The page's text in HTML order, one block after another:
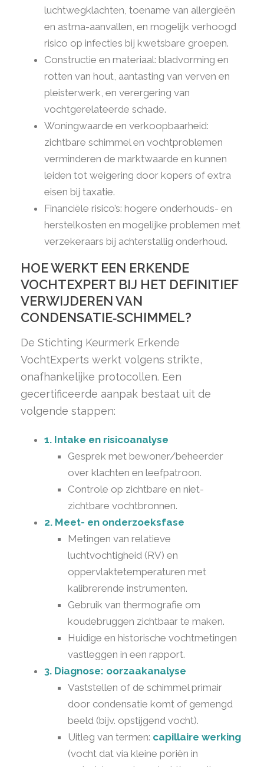
luchtwegklachten, toename van allergieën
en astma-aanvallen, en mogelijk verhoogd
risico op infecties bij kwetsbare groepen.
Constructie en materiaal: bladvorming en
rotten van hout, aantasting van verven en
pleisterwerk, en verergering van
vochtgerelateerde schade.
Woningwaarde en verkoopbaarheid:
zichtbare schimmel en vochtproblemen
verminderen de marktwaarde en kunnen
leiden tot weigering door kopers of extra
eisen bij taxatie.
Financiële risico’s: hogere onderhouds- en
herstelkosten en mogelijke problemen met
verzekeraars bij achterstallig onderhoud.
HOE WERKT EEN ERKENDE
VOCHTEXPERT BIJ HET DEFINITIEF
VERWIJDEREN VAN
CONDENSATIE‑SCHIMMEL?
De Stichting Keurmerk Erkende
VochtExperts werkt volgens strikte,
onafhankelijke protocollen. Een
gecertificeerde aanpak bestaat uit de
volgende stappen:
1. Intake en risicoanalyse
Gesprek met bewoner/beheerder
over klachten en leefpatroon.
Controle op zichtbare en niet-
zichtbare vochtbronnen.
2. Meet- en onderzoeksfase
Metingen van relatieve
luchtvochtigheid (RV) en
oppervlaktetemperaturen met
kalibrerende instrumenten.
Gebruik van thermografie om
koudebruggen zichtbaar te maken.
Huidige en historische vochtmetingen
vastleggen in een rapport.
3. Diagnose: oorzaakanalyse
Vaststellen of de schimmel primair
door condensatie komt of gemengd
beeld (bijv. opstijgend vocht).
Uitleg van termen: capillaire werking
(vocht dat via kleine poriën in